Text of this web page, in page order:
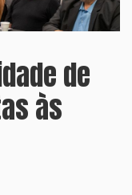
de
às